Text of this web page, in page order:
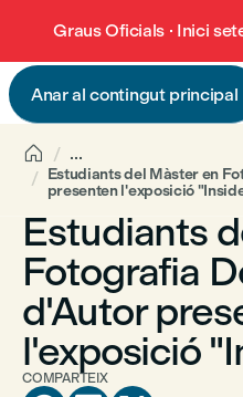
Graus Oficials · Inici
Anar al contingut principal

 ...
Estudiants del Màster en
presenten l'exposició
Estudiants
Fotografia
d'Autor
l'exposició
COMPARTEIX